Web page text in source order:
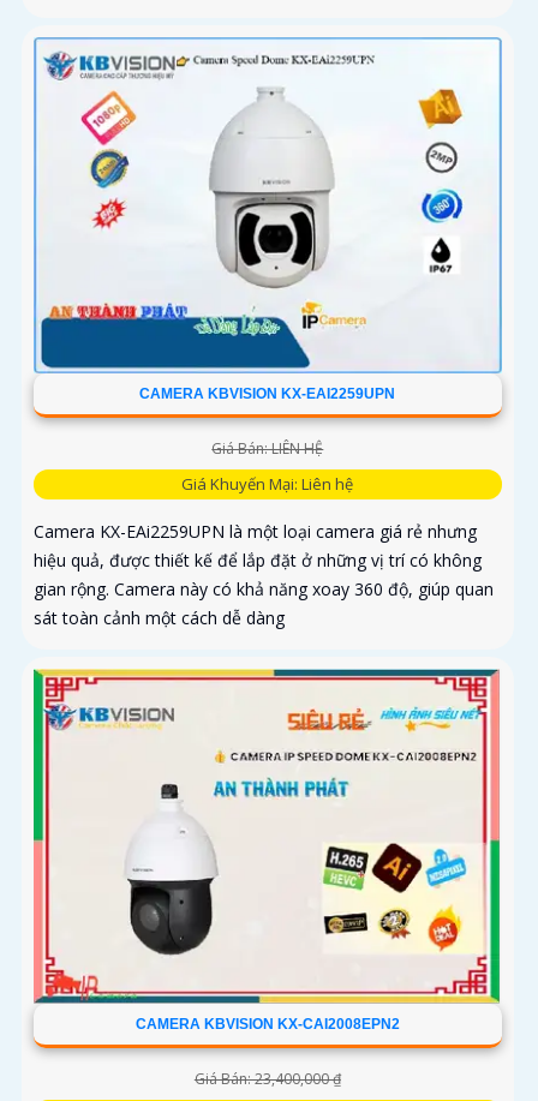
CAMERA KBVISION KX-EAI2259UPN
Giá Bán: LIÊN HỆ
Giá Khuyến Mại: Liên hệ
Camera KX-EAi2259UPN là một loại camera giá rẻ nhưng
hiệu quả, được thiết kế để lắp đặt ở những vị trí có không
gian rộng. Camera này có khả năng xoay 360 độ, giúp quan
sát toàn cảnh một cách dễ dàng
CAMERA KBVISION KX-CAI2008EPN2
Giá Bán: 23,400,000 ₫